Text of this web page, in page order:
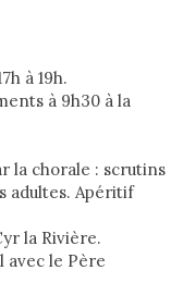
à 19h.
à 9h30 à la
la chorale : scrutins
adultes. Apéritif
la Rivière.
avec le Père